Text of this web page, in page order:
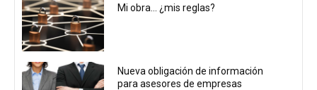
Mi obra… ¿mis reglas?
Nueva obligación de información
para asesores de empresas